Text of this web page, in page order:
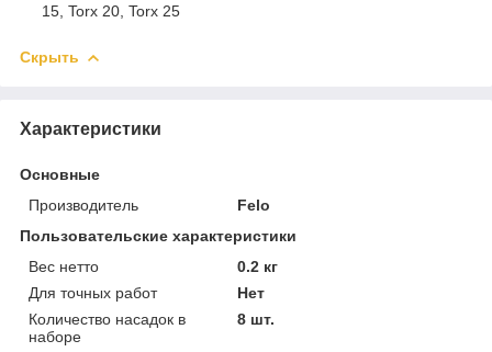
15, Torx 20, Torx 25
Скрыть
Характеристики
Основные
Производитель
Felo
Пользовательские характеристики
Вес нетто
0.2 кг
Для точных работ
Нет
Количество насадок в
наборе
8 шт.